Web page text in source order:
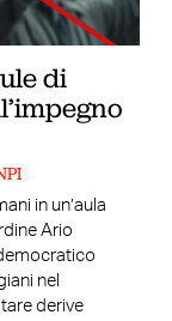
di
in un’aula
Ario
nel
derive